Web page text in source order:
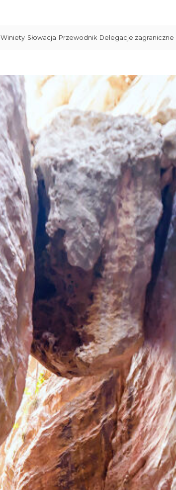
Winiety Słowacja Przewodnik Delegacje zagraniczne